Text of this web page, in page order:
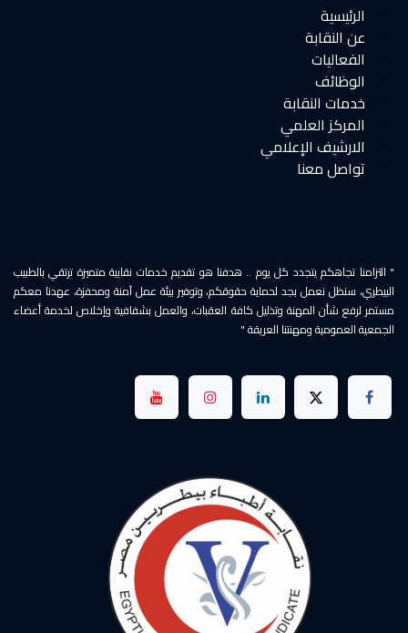
الرئيسية
عن النقابة
الفعاليات
الوظائف
خدمات النقابة
المركز العلمي
الارشيف الإعلامي
تواصل معنا
" التزامنا تجاهكم يتجدد كل يوم .. هدفنا هو تقديم خدمات نقابية متميزة ترتقي بالطبيب
البيطري، سنظل نعمل بجد لحماية حقوقكم، وتوفير بيئة عمل آمنة ومحفزة، عهدنا معكم
مستمر لرفع شأن المهنة وتذليل كافة العقبات، والعمل بشفافية وإخلاص لخدمة أعضاء
الجمعية العمومية ومهنتنا العريقة "